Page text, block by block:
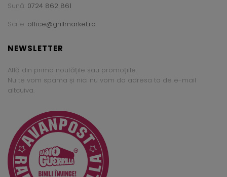
Sună: 0724 862 861
Scrie: office@grillmarket.ro
NEWSLETTER
Află din prima noutățile sau promoțiile.
Nu te vom spama și nici nu vom da adresa ta de e-mail
altcuiva.